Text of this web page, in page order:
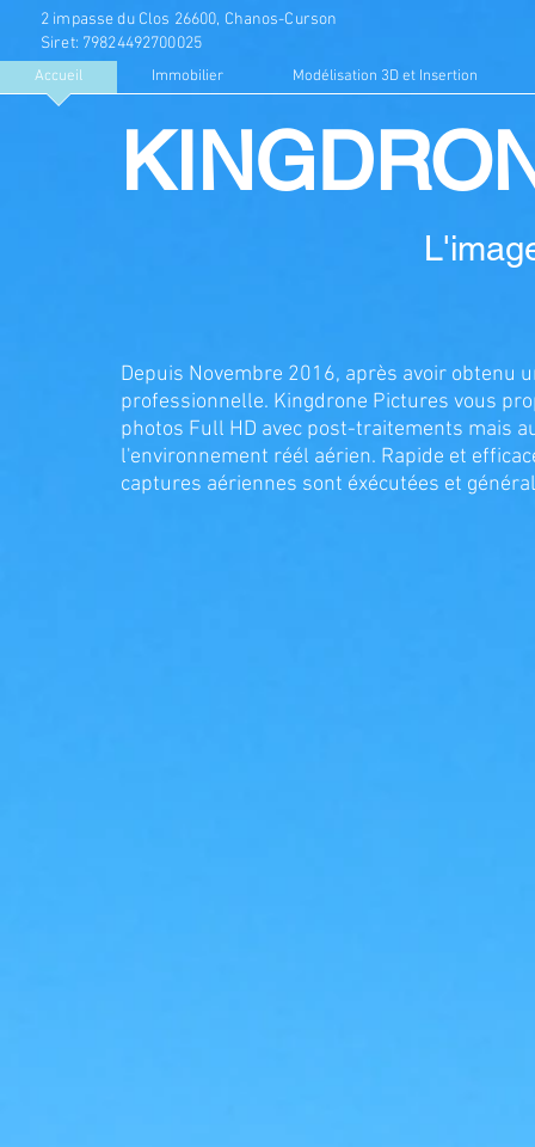
2 impasse du Clos 26600, Chanos-Curson
Siret: 79824492700025
Accueil Immobilier Modélisation 3D et Insertion
Depuis Novembre 2016, après avoir obtenu
professionnelle. Kingdrone Pictures vous
photos Full HD avec post-traitements mais
l'environnement réél aérien. Rapide et
captures aériennes sont éxécutées et